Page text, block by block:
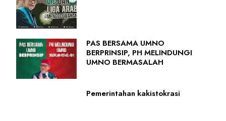
PAS BERSAMA UMNO
BERPRINSIP, PH MELINDUNGI
UMNO BERMASALAH
Pemerintahan kakistokrasi